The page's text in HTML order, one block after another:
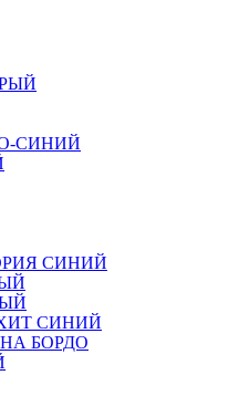
СИНИЙ
СИНИЙ
СИНИЙ
БОРДО